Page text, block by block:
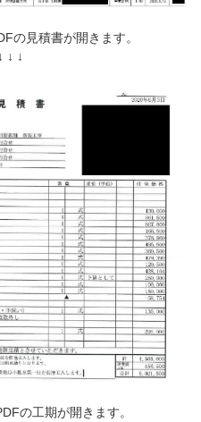
の見積書が開きます。
↓ ↓
の工期が開きます。